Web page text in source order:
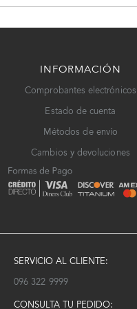
INFORMACIÓN
Comprobantes electrónicos
Estado de cuenta
Métodos de envío
Cambios y devoluciones
SERVICIO AL CLIENTE:
096 322 9999
CONSULTA TU PEDIDO: